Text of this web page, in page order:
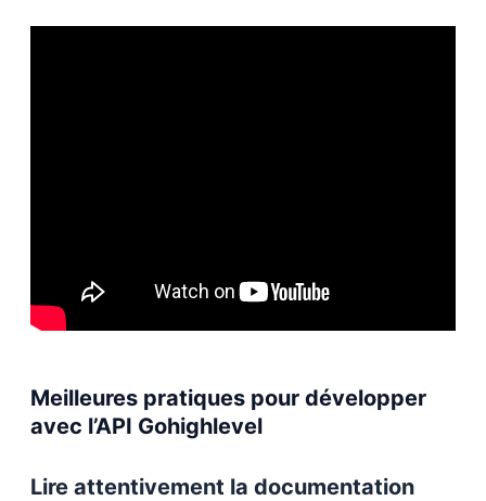
Meilleures pratiques pour développer
avec l’API Gohighlevel
Lire attentivement la documentation